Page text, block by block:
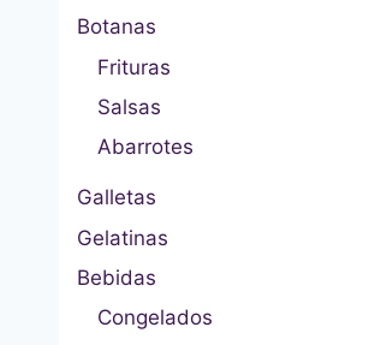
Botanas
Frituras
Salsas
Abarrotes
Galletas
Gelatinas
Bebidas
Congelados